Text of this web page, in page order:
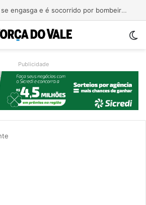
anos é morto a tiros em Tramandaí
Publicidade